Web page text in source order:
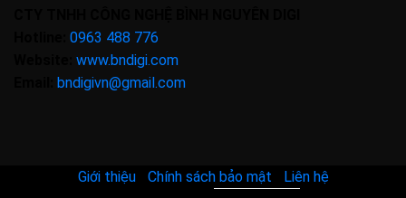
0963 488 776
www.bndigi.com
bndigivn@gmail.com
Giới thiệu| Chính sách bảo mật
Liên hệ